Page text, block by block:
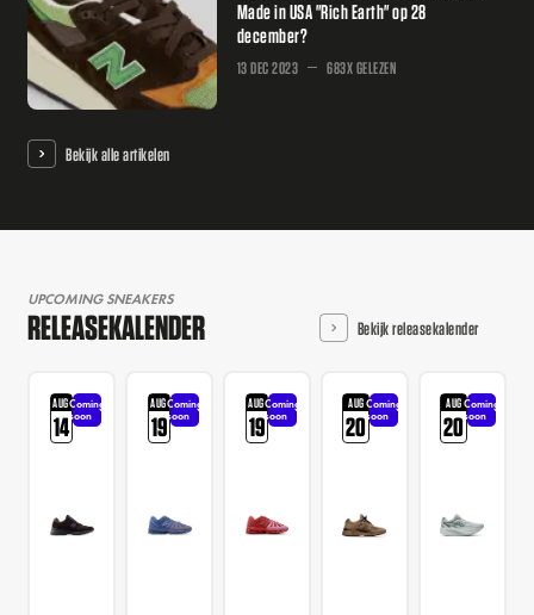
Made in USA "Rich Earth" op 28
december?
13 DEC 2023 683X GELEZEN
Bekijk alle artikelen
UPCOMING SNEAKERS
RELEASEKALENDER Bekijk releasekalender
AUG
14
Coming
soon
AUG
19
Coming
soon
AUG
19
Coming
soon
AUG
20
Coming
soon
AUG
20
Coming
soon